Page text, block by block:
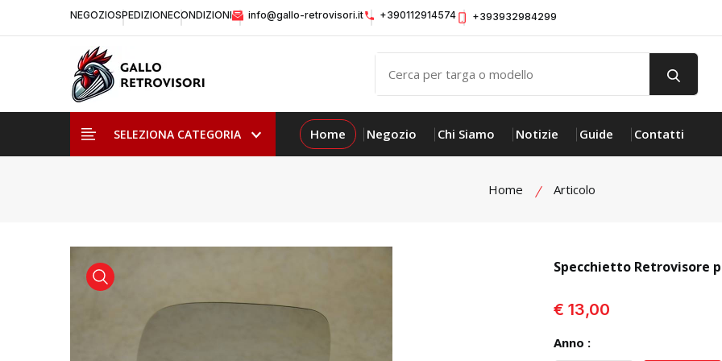
NEGOZIOSPEDIZIONECONDIZIONI info@gallo-retrovisori.it +390112914574 +393932984299
SELEZIONA CATEGORIA Home Negozio Chi Siamo Notizie Guide Contatti
Home Articolo
visualizza prodotto
Specchietto Retrovisore
€ 13,00
Anno :